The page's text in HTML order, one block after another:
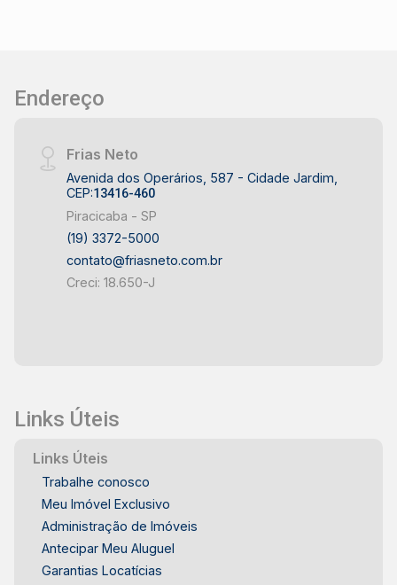
Endereço
Frias Neto
Avenida dos Operários, 587 - Cidade Jardim,
CEP:13416-460
Piracicaba - SP
(19) 3372-5000
contato@friasneto.com.br
Creci: 18.650-J
Links Úteis
Links Úteis
Trabalhe conosco
Meu Imóvel Exclusivo
Administração de Imóveis
Antecipar Meu Aluguel
Garantias Locatícias